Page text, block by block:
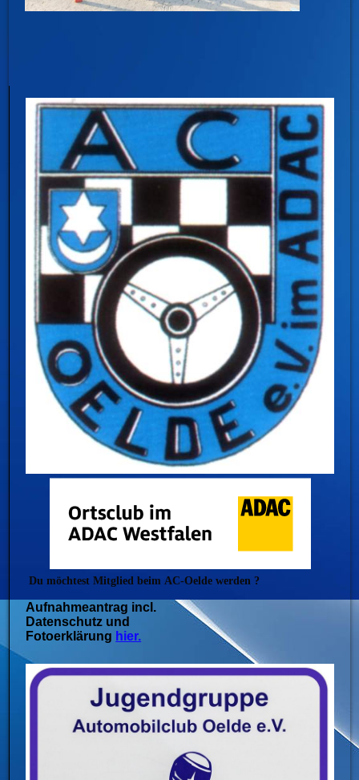
Du möchtest Mitglied beimAC-Oelde werden ?
Aufnahmeantrag incl.
Datenschutz und
Fotoerklärung hier.